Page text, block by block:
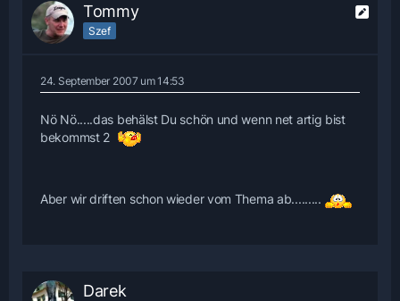
Tommy
Szef
24. September 2007 um 14:53
Nö Nö.....das behälst Du schön und wenn net artig bist
bekommst 2
Aber wir driften schon wieder vom Thema ab.........
Darek